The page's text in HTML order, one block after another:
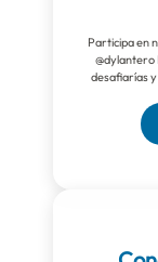
Participa en
@dylantero
desafiarías